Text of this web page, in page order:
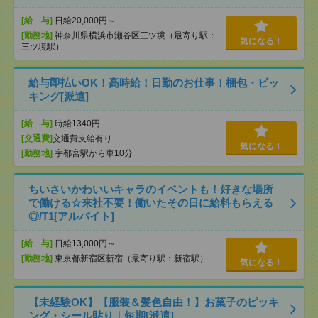
[給 与] 日給20,000円～
[勤務地] 神奈川県横浜市瀬谷区三ツ境（最寄り駅：
三ツ境駅）
気になる！
給与即払いOK！高時給！日勤のお仕事！梱包・ピッ
キング[派遣]
[給 与] 時給1340円
[交通費]交通費支給有り
[勤務地] 宇都宮駅から車10分
気になる！
ちいさいかわいいキャラのイベントも！好きな場所
で働ける☆来社不要！働いたその日に給料もらえる
◎/T1[アルバイト]
[給 与] 日給13,000円～
[勤務地] 東京都新宿区新宿（最寄り駅：新宿駅） 気になる！
【未経験OK】【服装＆髪色自由！】お菓子のピッキ
ング・シール貼り｜短期[派遣]